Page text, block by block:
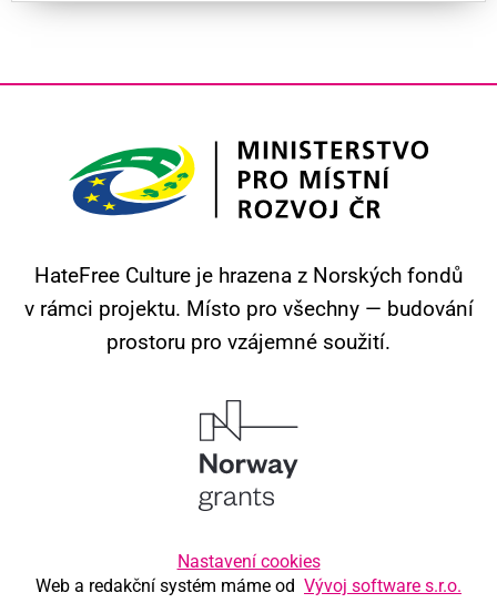
HateFree Culture je hrazena z Norských fondů
v rámci projektu. Místo pro všechny — budování
prostoru pro vzájemné soužití.
Nastavení cookies
Web a redakční systém máme od Vývoj software s.r.o.